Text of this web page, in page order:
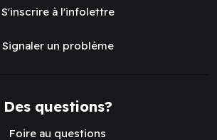
S'inscrire à l'infolettre
Signaler un problème
Des questions?
Foire au questions